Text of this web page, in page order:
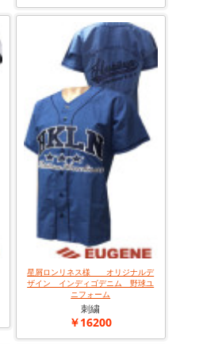
星屑ロンリネス様 オリジナルデ
ザイン インディゴデニム 野球ユ
ニフォーム
刺繍
￥16200